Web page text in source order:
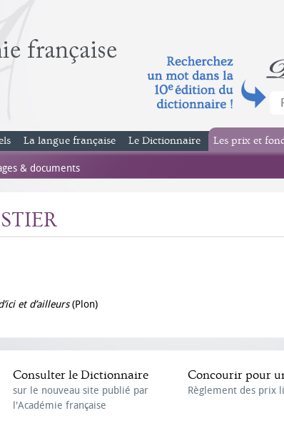
La langue française Le Dictionnaire Les prix et
& documents
et d’ailleurs(Plon)
Consulter le Dictionnaire
sur le nouveau site publié par
l'Académie française
Concourir pour
Règlement des prix